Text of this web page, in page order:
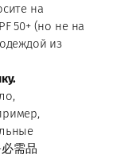
на
50+ (но не на
из
需品